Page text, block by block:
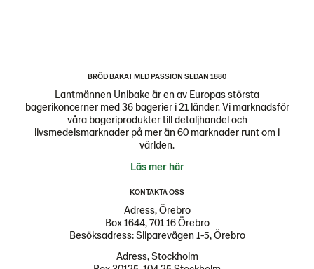
BRÖD BAKAT MED PASSION SEDAN 1880
Lantmännen Unibake är en av Europas största
bagerikoncerner med 36 bagerier i 21 länder. Vi marknadsför
våra bageriprodukter till detaljhandel och
livsmedelsmarknader på mer än 60 marknader runt om i
världen.
Läs mer här
KONTAKTA OSS
Adress, Örebro
Box 1644, 701 16 Örebro
Besöksadress: Sliparevägen 1-5, Örebro
Adress, Stockholm